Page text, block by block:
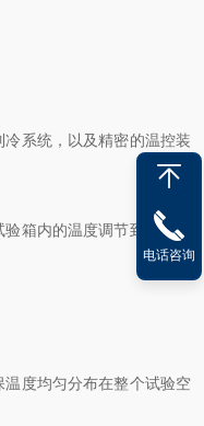
系统，以及精密的温控装
箱内的温度调节到设定的
度均匀分布在整个试验空
电话咨询